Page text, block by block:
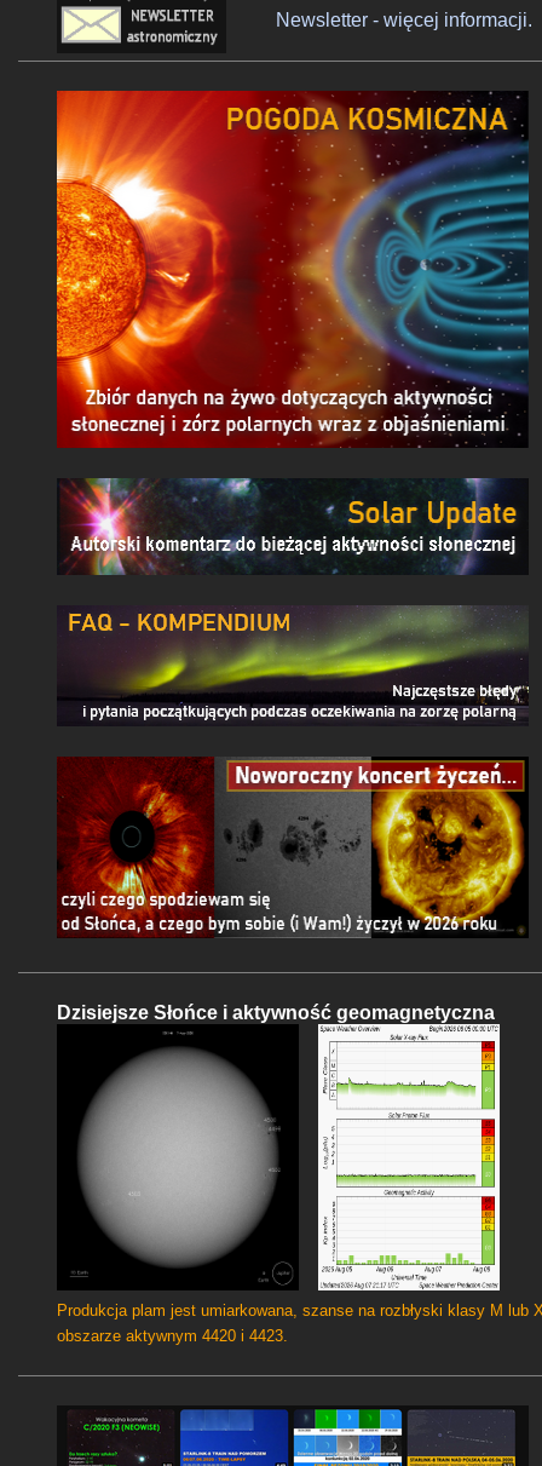
Newsletter - więcej informacji.
Dzisiejsze Słońce i aktywność geomagnetyczna
Produkcja plam jest umiarkowana, szanse na rozbłyski klasy M lub
obszarze aktywnym 4420 i 4423.